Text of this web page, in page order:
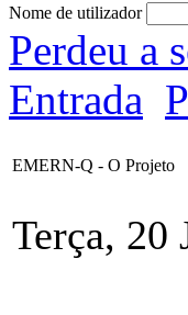
Nome de utilizador
Perdeu a
Entrada
EMERN-Q - O Projeto
Terça, 20